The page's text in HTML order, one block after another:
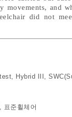
and
did not
, Hybrid III ,
, 표준휠체어